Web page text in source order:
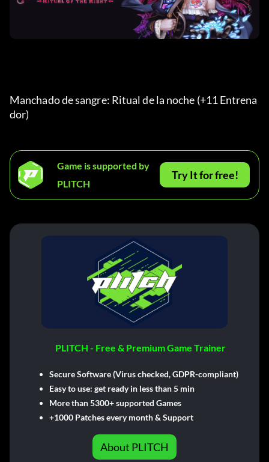
Manchado de sangre: Ritual de la noche (+11 Entrena
dor)
Game is supported by
PLITCH
Try It for free!
PLITCH - Free & Premium Game Trainer
Secure Software (Virus checked, GDPR-compliant)
Easy to use: get ready in less than 5 min
More than 5300+ supported Games
+1000 Patches every month & Support
About PLITCH